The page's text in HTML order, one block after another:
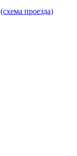
(схема проезда)